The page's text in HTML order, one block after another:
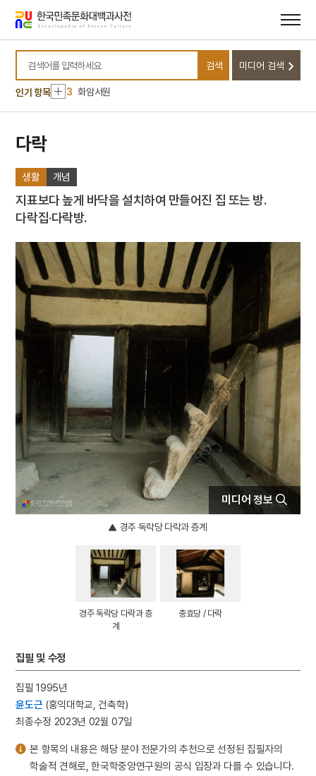
바로가기
바로가기
검색어를 입력하세요
검색 미디어 검색
인기 항목
10 화산서원
1 대정실업친목회
2 용강서원
3 화암서원
4 도산서원
7
8 용암서원
9 친일인명사전
10 화산서원
1
대정실업친목회
2
용강서원
화암서원
4 도산서원
5
6
도계서원
7 봉산서원
8 용암서원
9 친일인명사전
10 화산서원
다락
생활 개념
지표보다 높게 바닥을 설치하여 만들어진 집 또는 방.
다락집·다락방.
미디어 정보
경주 독락당 다락과 층계
경주 독락당 다락과 층
계
충효당 / 다락
집필 및 수정
집필 1995년
윤도근 (홍익대학교, 건축학)
최종수정 2023년 02월 07일
본 항목의 내용은 해당 분야 전문가의 추천으로 선정된 집필자의
학술적 견해로, 한국학중앙연구원의 공식 입장과 다를 수 있습니다.